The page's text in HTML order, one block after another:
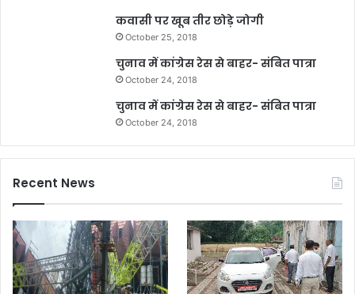
कवासी पर खूब तीर छोड़े जोगी
October 25, 2018
चुनाव में कांग्रेस रेस से बाहर- संबित पात्रा
October 24, 2018
चुनाव में कांग्रेस रेस से बाहर- संबित पात्रा
October 24, 2018
Recent News